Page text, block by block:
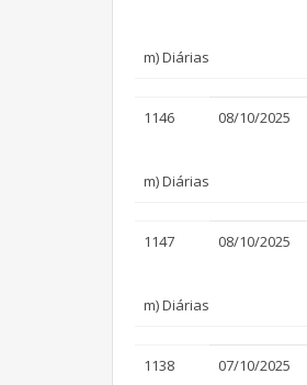
m) Diárias
1146 08/10/2025
m) Diárias
1147 08/10/2025
m) Diárias
1138 07/10/2025